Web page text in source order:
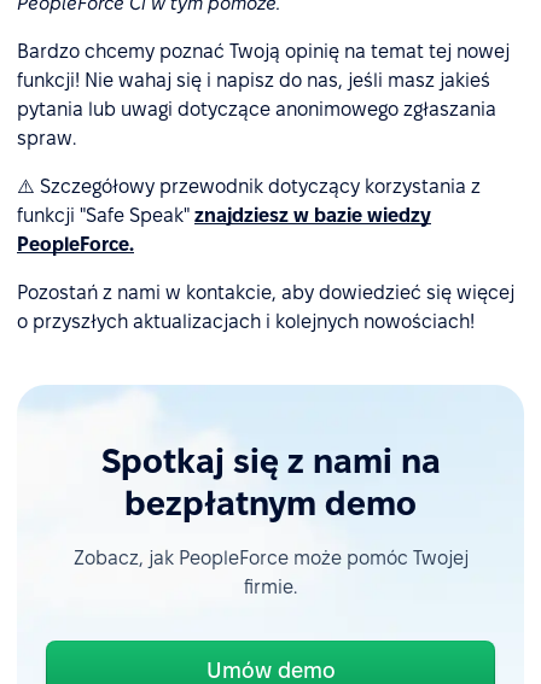
Bardzo chcemy poznać Twoją opinię na temat tej nowej
funkcji! Nie wahaj się i napisz do nas, jeśli masz jakieś
pytania lub uwagi dotyczące anonimowego zgłaszania
spraw.
⚠️ Szczegółowy przewodnik dotyczący korzystania z
funkcji "Safe Speak" znajdziesz w bazie wiedzy
PeopleForce.
Pozostań z nami w kontakcie, aby dowiedzieć się więcej
o przyszłych aktualizacjach i kolejnych nowościach!
Spotkaj się z nami na
bezpłatnym demo
Zobacz, jak PeopleForce może pomóc Twojej
firmie.
Umów demo